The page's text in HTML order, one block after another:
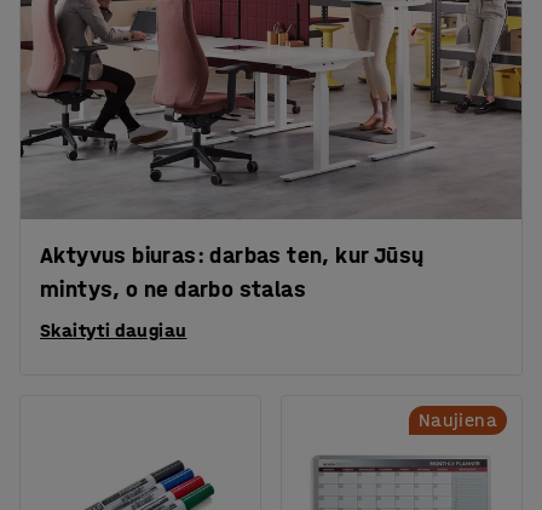
Aktyvus biuras: darbas ten, kur Jūsų
mintys, o ne darbo stalas
Skaityti daugiau
Naujiena